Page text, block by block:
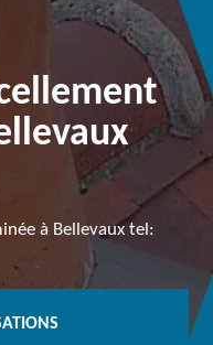
à Bellevaux tel: